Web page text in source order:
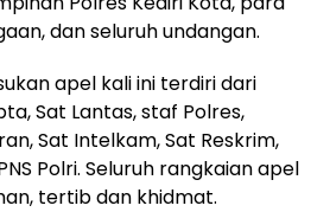
dan seluruh undangan.
apel kali ini terdiri dari
Sat Lantas, staf Polres,
Sat Intelkam, Sat Reskrim,
Polri. Seluruh rangkaian apel
tertib dan khidmat.